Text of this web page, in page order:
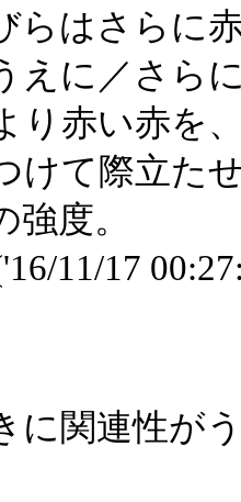
らはさらに
えに／さら
り赤い赤を
けて際立た
度。
11/17
に関連性が